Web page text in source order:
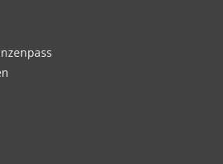
in der Reihe 3–4cm oder 10–12
First ist selbstragend und kann
werden.